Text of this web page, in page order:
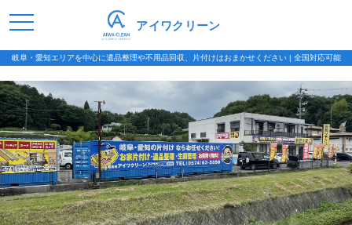
岐阜・愛知エリアを中心に遺品整理や不用品回収、片付けはおまかせください | 全国対応可能
アイワクリーン